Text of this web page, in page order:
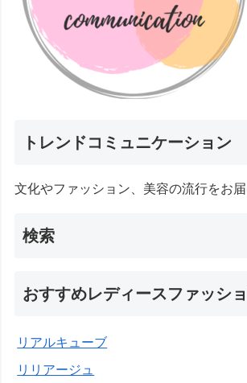
トレンドコミュニケーション
文化やファッション、美容の流行をお届
検索
おすすめレディースファッシ
リアルキューブ
リリアージュ